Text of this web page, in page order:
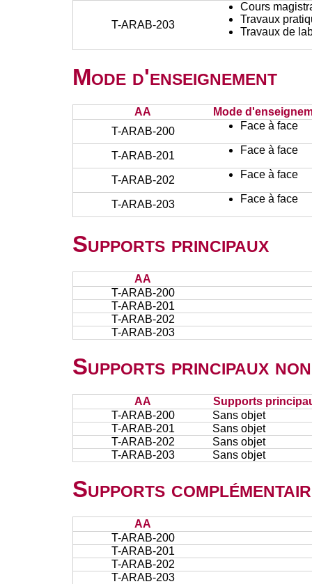
T-ARAB-203
Cours
Travaux
Travaux de
Mode d'enseignement
AA
Mode
T-ARAB-200
Face à face
T-ARAB-201 Face à face
T-ARAB-202 Face à face
T-ARAB-203 Face à face
Supports principaux
AA
T-ARAB-200
T-ARAB-201
T-ARAB-202
T-ARAB-203
Supports principaux
AA
Supports
T-ARAB-200
Sans objet
T-ARAB-201
Sans objet
T-ARAB-202
Sans objet
T-ARAB-203
Sans objet
Supports
AA
T-ARAB-200
T-ARAB-201
T-ARAB-202
T-ARAB-203